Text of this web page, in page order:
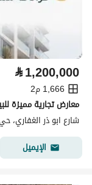
⃁1,200,000
1,666 م2
معارض تجارية مميزة
شارع ابو ذر الغفاري،
الإيميل